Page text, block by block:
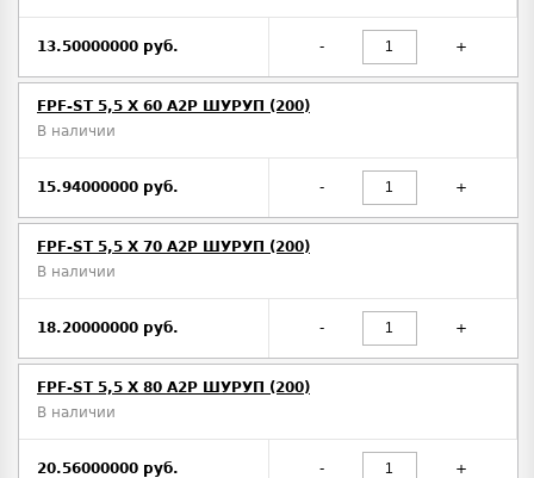
13.50000000 руб. - +
FPF-ST 5,5 X 60 A2P ШУРУП (200)
В наличии
15.94000000 руб. - +
FPF-ST 5,5 X 70 A2P ШУРУП (200)
В наличии
18.20000000 руб. - +
FPF-ST 5,5 X 80 A2P ШУРУП (200)
В наличии
20.56000000 руб. - +